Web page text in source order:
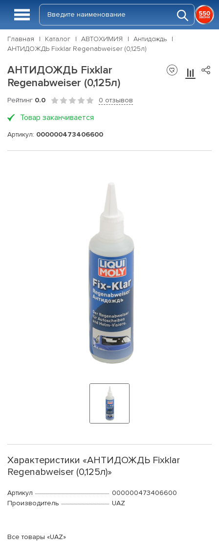
Главная Каталог АВТОХИМИЯ
Антидождь
АНТИДОЖДЬ Fixklar Regenabweiser (0,125л)
АНТИДОЖДЬ Fixklar
Regenabweiser (0,125л)
Рейтинг 0.0 0 отзывов
Товар заканчивается
Артикул: 000000473406600
Характеристики «АНТИДОЖДЬ Fixklar
Regenabweiser (0,125л)»
Артикул
000000473406600
Производитель
UAZ
Все товары «UAZ»